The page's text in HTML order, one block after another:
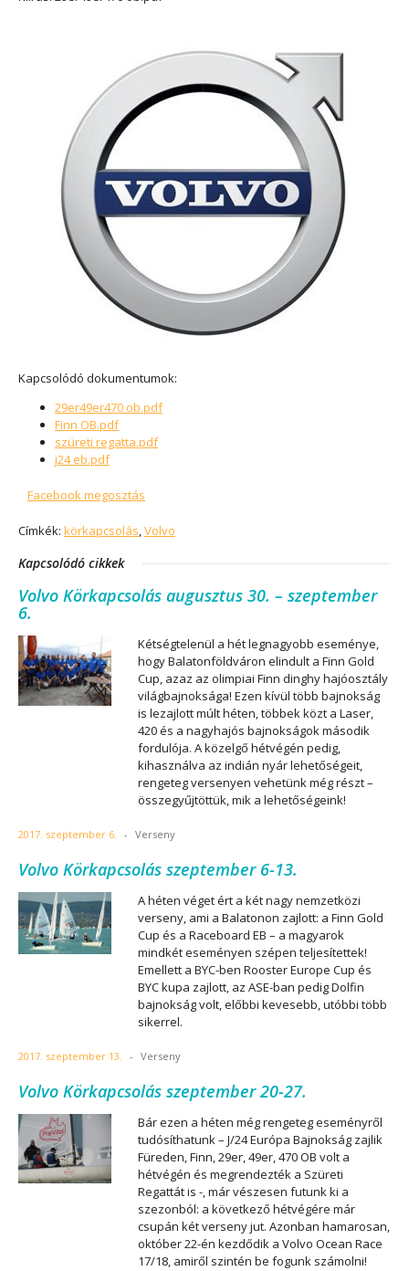
Kapcsolódó dokumentumok:
29er49er470 ob.pdf
Finn OB.pdf
szüreti regatta.pdf
j24 eb.pdf
Facebook megosztás
Címkék: körkapcsolás,Volvo
Kapcsolódó cikkek
Volvo Körkapcsolás augusztus 30. – szeptember
6.
Kétségtelenül a hét legnagyobb eseménye,
hogy Balatonföldváron elindult a Finn Gold
Cup, azaz az olimpiai Finn dinghy hajóosztály
világbajnoksága! Ezen kívül több bajnokság
is lezajlott múlt héten, többek közt a Laser,
420 és a nagyhajós bajnokságok második
fordulója. A közelgő hétvégén pedig,
kihasználva az indián nyár lehetőségeit,
rengeteg versenyen vehetünk még részt –
összegyűjtöttük, mik a lehetőségeink!
2017. szeptember 6. - Verseny
Volvo Körkapcsolás szeptember 6-13.
A héten véget ért a két nagy nemzetközi
verseny, ami a Balatonon zajlott: a Finn Gold
Cup és a Raceboard EB – a magyarok
mindkét eseményen szépen teljesítettek!
Emellett a BYC-ben Rooster Europe Cup és
BYC kupa zajlott, az ASE-ban pedig Dolfin
bajnokság volt, előbbi kevesebb, utóbbi több
sikerrel.
2017. szeptember 13. - Verseny
Volvo Körkapcsolás szeptember 20-27.
Bár ezen a héten még rengeteg eseményről
tudósíthatunk – J/24 Európa Bajnokság zajlik
Füreden, Finn, 29er, 49er, 470 OB volt a
hétvégén és megrendezték a Szüreti
Regattát is -, már vészesen futunk ki a
szezonból: a következő hétvégére már
csupán két verseny jut. Azonban hamarosan,
október 22-én kezdődik a Volvo Ocean Race
17/18, amiről szintén be fogunk számolni!